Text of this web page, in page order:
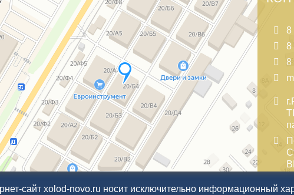
8
8
8
сайт xolod-novo.ru носит исключительно информационный